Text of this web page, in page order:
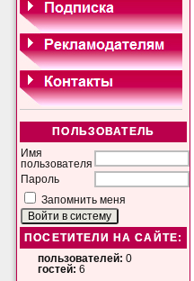
ПОЛЬЗОВАТЕЛЬ
Имя
пользователя
Пароль
Запомнить меня
ПОСЕТИТЕЛИ НА САЙТЕ:
пользователей: 0
гостей: 6